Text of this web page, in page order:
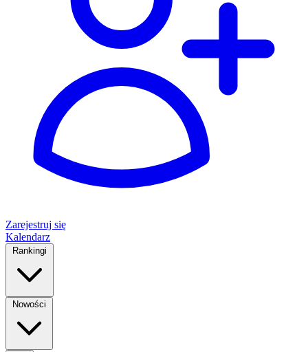
Zarejestruj się
Kalendarz
Rankingi
Nowości